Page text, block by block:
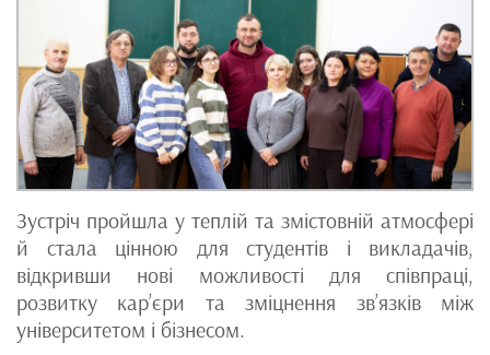
Зустріч пройшла у теплій та змістовній атмосфері
й стала цінною для студентів і викладачів,
відкривши нові можливості для співпраці,
розвитку кар’єри та зміцнення зв’язків між
університетом і бізнесом.